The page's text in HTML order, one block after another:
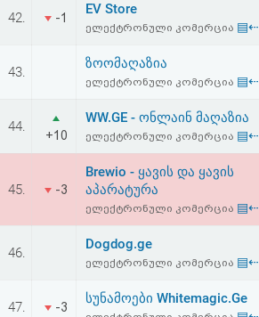
პასუხი
ავტორიზაცია
რეგისტრაცია
პაროლის
აღდგენა
42. -1
EV Store
ელექტრონული კომერცია ▤⇠
43.
ზოომაღაზია
ელექტრონული კომერცია ▤⇠
44.
+10
WW.GE - ონლაინ მაღაზია
ელექტრონული კომერცია ▤⇠
45. -3
Brewio - ყავის და ყავის
აპარატურა
ელექტრონული კომერცია ▤⇠
46.
Dogdog.ge
ელექტრონული კომერცია ▤⇠
47. -3
სუნამოები Whitemagic.Ge